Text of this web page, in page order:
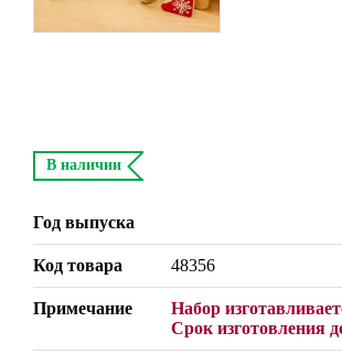
В наличии
Год выпуска
Код товара 48356
Примечание
Набор
Срок изготовления